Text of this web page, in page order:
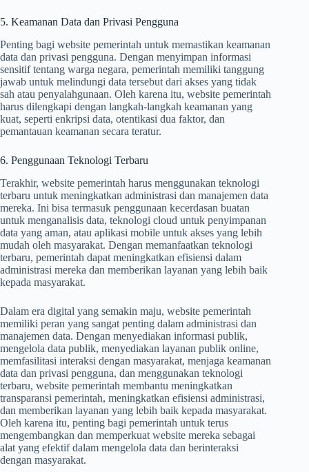
5. Keamanan Data dan Privasi Pengguna
Penting bagi website pemerintah untuk memastikan keamanan
data dan privasi pengguna. Dengan menyimpan informasi
sensitif tentang warga negara, pemerintah memiliki tanggung
jawab untuk melindungi data tersebut dari akses yang tidak
sah atau penyalahgunaan. Oleh karena itu, website pemerintah
harus dilengkapi dengan langkah-langkah keamanan yang
kuat, seperti enkripsi data, otentikasi dua faktor, dan
pemantauan keamanan secara teratur.
6. Penggunaan Teknologi Terbaru
Terakhir, website pemerintah harus menggunakan teknologi
terbaru untuk meningkatkan administrasi dan manajemen data
mereka. Ini bisa termasuk penggunaan kecerdasan buatan
untuk menganalisis data, teknologi cloud untuk penyimpanan
data yang aman, atau aplikasi mobile untuk akses yang lebih
mudah oleh masyarakat. Dengan memanfaatkan teknologi
terbaru, pemerintah dapat meningkatkan efisiensi dalam
administrasi mereka dan memberikan layanan yang lebih baik
kepada masyarakat.
Dalam era digital yang semakin maju, website pemerintah
memiliki peran yang sangat penting dalam administrasi dan
manajemen data. Dengan menyediakan informasi publik,
mengelola data publik, menyediakan layanan publik online,
memfasilitasi interaksi dengan masyarakat, menjaga keamanan
data dan privasi pengguna, dan menggunakan teknologi
terbaru, website pemerintah membantu meningkatkan
transparansi pemerintah, meningkatkan efisiensi administrasi,
dan memberikan layanan yang lebih baik kepada masyarakat.
Oleh karena itu, penting bagi pemerintah untuk terus
mengembangkan dan memperkuat website mereka sebagai
alat yang efektif dalam mengelola data dan berinteraksi
dengan masyarakat.